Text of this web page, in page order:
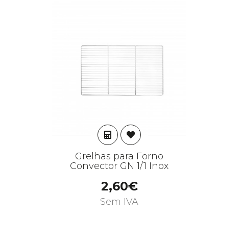
ADICIONAR
Grelhas para Forno
Convector GN 1/1 Inox
2,60€
Sem IVA